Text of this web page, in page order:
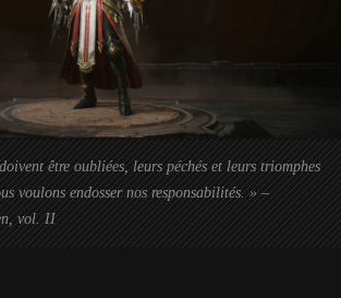
être oubliées, leurs péchés et leurs triomphes
voulons endosser nos responsabilités. » –
vol. II